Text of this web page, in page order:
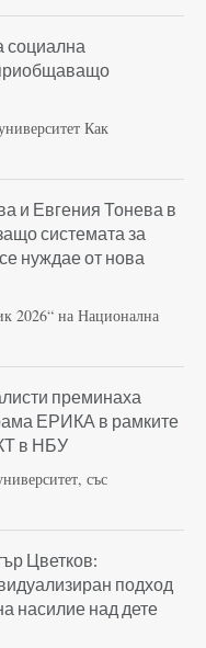
социална
Как
и Евгения Тонева в
системата за
нуждае от нова
2026“ на Национална
преминаха
ЕРИКА в рамките
в НБУ
със
Цветков:
подход
насилие над дете